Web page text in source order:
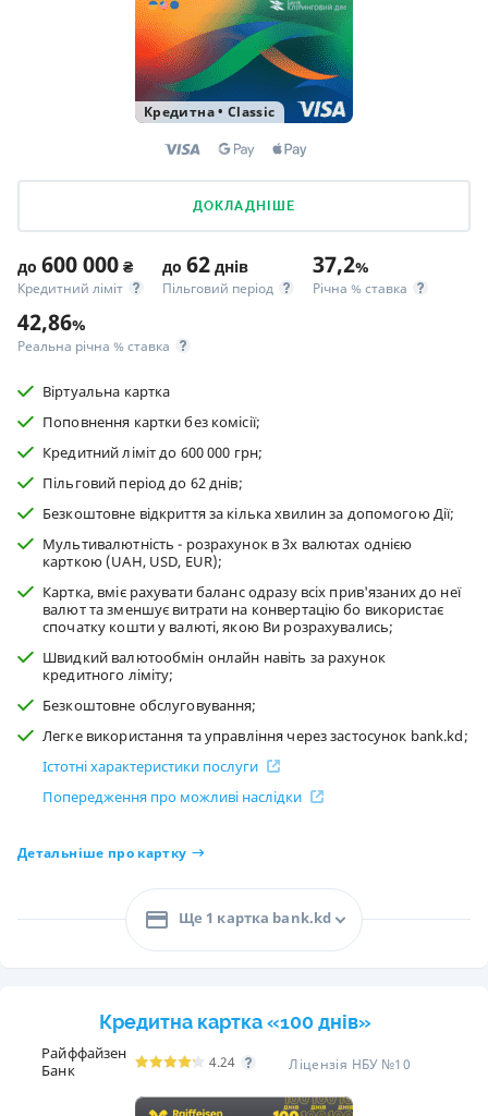
Кредитна• Classic
ДОКЛАДНІШЕ
до 600 000 ₴
Кредитний ліміт
до 62 днів
Пільговий період
37,2%
Річна % ставка
42,86%
Реальна річна % ставка
Віртуальна картка
Поповнення картки без комісії;
Кредитний ліміт до 600 000 грн;
Пільговий період до 62 днів;
Безкоштовне відкриття за кілька хвилин за допомогою Дії;
Мультивалютність - розрахунок в 3х валютах однією
карткою (UAH, USD, EUR);
Картка, вміє рахувати баланс одразу всіх прив'язаних до неї
валют та зменшує витрати на конвертацію бо використає
спочатку кошти у валюті, якою Ви розрахувались;
Швидкий валютообмін онлайн навіть за рахунок
кредитного ліміту;
Безкоштовне обслуговування;
Легке використання та управління через застосунок bank.kd;
Істотні характеристики послуги
Попередження про можливі наслідки
Детальніше про картку
Ще 1 картка bank.kd
Кредитна картка «100 днів»
Райффайзен
Банк
4.24 Ліцензія НБУ №10